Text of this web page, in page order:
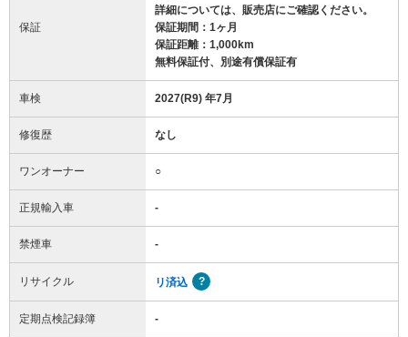
保証
詳細については、販売店にご確認ください。
保証期間：1ヶ月
保証距離：1,000km
無料保証付、別途有償保証有
車検 2027(R9) 年7月
修復歴 なし
ワンオーナー ○
正規輸入車 -
禁煙車 -
リサイクル リ済込
定期点検記録簿 -